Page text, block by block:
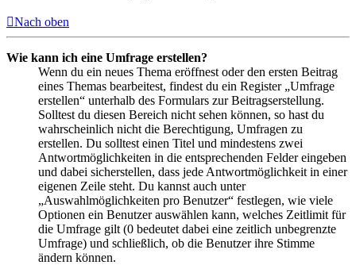
Nach oben
Wie kann ich eine Umfrage erstellen?
Wenn du ein neues Thema eröffnest oder den ersten Beitrag
eines Themas bearbeitest, findest du ein Register „Umfrage
erstellen“ unterhalb des Formulars zur Beitragserstellung.
Solltest du diesen Bereich nicht sehen können, so hast du
wahrscheinlich nicht die Berechtigung, Umfragen zu
erstellen. Du solltest einen Titel und mindestens zwei
Antwortmöglichkeiten in die entsprechenden Felder eingeben
und dabei sicherstellen, dass jede Antwortmöglichkeit in einer
eigenen Zeile steht. Du kannst auch unter
„Auswahlmöglichkeiten pro Benutzer“ festlegen, wie viele
Optionen ein Benutzer auswählen kann, welches Zeitlimit für
die Umfrage gilt (0 bedeutet dabei eine zeitlich unbegrenzte
Umfrage) und schließlich, ob die Benutzer ihre Stimme
ändern können.